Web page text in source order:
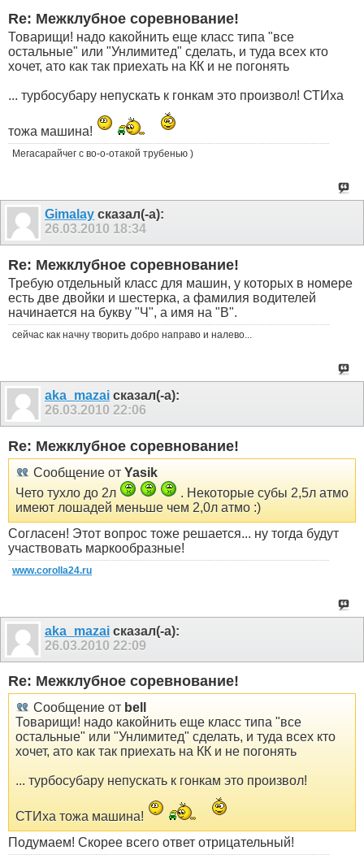
Re: Межклубное соревнование!
Товарищи! надо какойнить еще класс типа "все
остальные" или "Унлимитед" сделать, и туда всех кто
хочет, ато как так приехать на КК и не погонять
... турбосубару непускать к гонкам это произвол! СТИха
тожа машина!
Мегасарайчег с во-о-отакой трубенью )
Gimalay сказал(-а):
26.03.2010 18:34
Re: Межклубное соревнование!
Требую отдельный класс для машин, у которых в номере
есть две двойки и шестерка, а фамилия водителей
начинается на букву "Ч", а имя на "В".
сейчас как начну творить добро направо и налево...
aka_mazai сказал(-а):
26.03.2010 22:06
Re: Межклубное соревнование!
Сообщение от Yasik
Чето тухло до 2л
. Некоторые субы 2,5л атмо
имеют лошадей меньше чем 2,0л атмо :)
Согласен! Этот вопрос тоже решается... ну тогда будут
участвовать маркообразные!
www.corolla24.ru
aka_mazai сказал(-а):
26.03.2010 22:09
Re: Межклубное соревнование!
Сообщение от bell
Товарищи! надо какойнить еще класс типа "все
остальные" или "Унлимитед" сделать, и туда всех кто
хочет, ато как так приехать на КК и не погонять
... турбосубару непускать к гонкам это произвол!
СТИха тожа машина!
Подумаем! Скорее всего ответ отрицательный!